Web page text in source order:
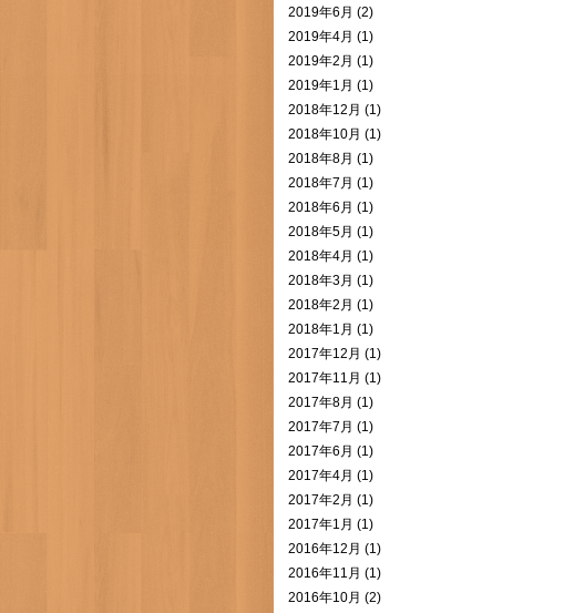
2019年6月 (2)
2019年4月 (1)
2019年2月 (1)
2019年1月 (1)
2018年12月 (1)
2018年10月 (1)
2018年8月 (1)
2018年7月 (1)
2018年6月 (1)
2018年5月 (1)
2018年4月 (1)
2018年3月 (1)
2018年2月 (1)
2018年1月 (1)
2017年12月 (1)
2017年11月 (1)
2017年8月 (1)
2017年7月 (1)
2017年6月 (1)
2017年4月 (1)
2017年2月 (1)
2017年1月 (1)
2016年12月 (1)
2016年11月 (1)
2016年10月 (2)